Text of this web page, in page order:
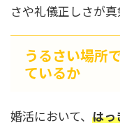
さや礼儀正しさが
うるさい場所
ているか
婚活において、 はっ